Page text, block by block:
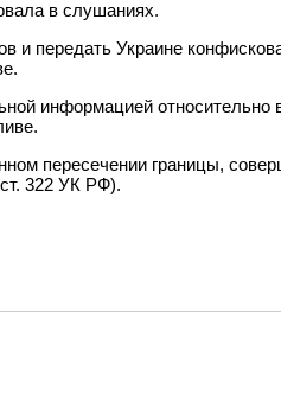
в слушаниях.
и передать Украине
информацией относительно
пересечении границы,
322 УК РФ).